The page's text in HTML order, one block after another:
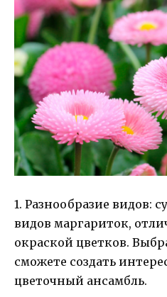
1. Разнообразие видов:
видов маргариток,
окраской цветков.
сможете создать
цветочный ансамбль.